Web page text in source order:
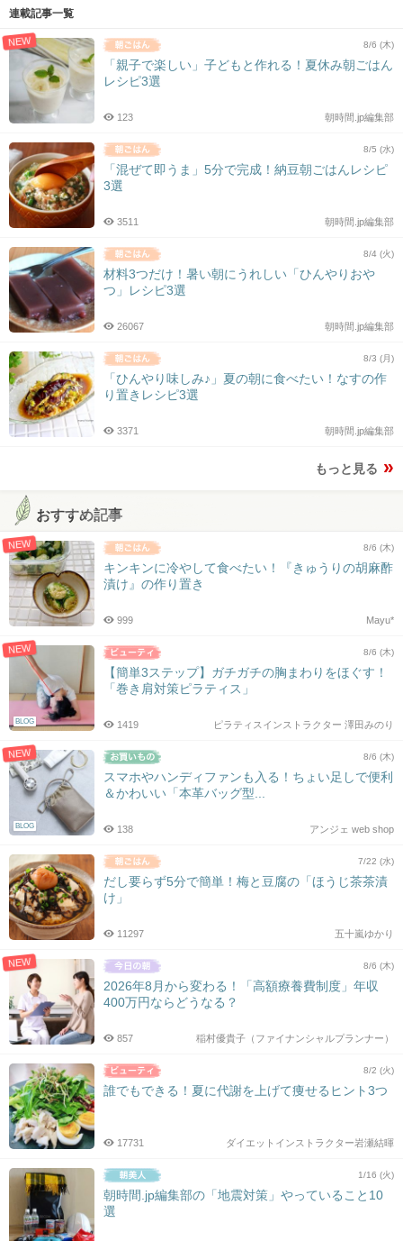
連載記事一覧
NEW 8/6 (木)
「親子で楽しい」子どもと作れる！夏休み朝ごはん
レシピ3選
朝時間.jp編集部
123
8/5 (水)
「混ぜて即うま」5分で完成！納豆朝ごはんレシピ
3選
朝時間.jp編集部
3511
8/4 (火)
材料3つだけ！暑い朝にうれしい「ひんやりおや
つ」レシピ3選
朝時間.jp編集部
26067
8/3 (月)
「ひんやり味しみ♪」夏の朝に食べたい！なすの作
り置きレシピ3選
朝時間.jp編集部
3371
もっと見る
おすすめ記事
NEW 8/6 (木)
キンキンに冷やして食べたい！『きゅうりの胡麻酢
漬け』の作り置き
Mayu*
999
NEW
BLOG
8/6 (木)
【簡単3ステップ】ガチガチの胸まわりをほぐす！
「巻き肩対策ピラティス」
ピラティスインストラクター 澤田みのり
1419
NEW
BLOG
8/6 (木)
スマホやハンディファンも入る！ちょい足しで便利
＆かわいい「本革バッグ型...
アンジェ web shop
138
7/22 (水)
だし要らず5分で簡単！梅と豆腐の「ほうじ茶茶漬
け」
五十嵐ゆかり
11297
NEW 8/6 (木)
2026年8月から変わる！「高額療養費制度」年収
400万円ならどうなる？
稲村優貴子（ファイナンシャルプランナー）
857
8/2 (火)
誰でもできる！夏に代謝を上げて痩せるヒント3つ
ダイエットインストラクター岩瀬結暉
17731
1/16 (火)
朝時間.jp編集部の「地震対策」やっていること10
選